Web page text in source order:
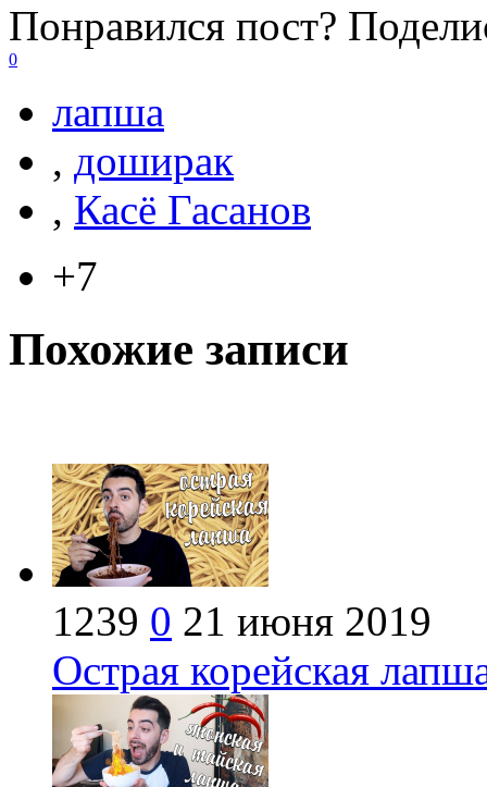
Понравился пост?
0
лапша
, доширак
, Касё Гасанов
+7
Похожие записи
1239 0 21 июня 2019
Острая корейская